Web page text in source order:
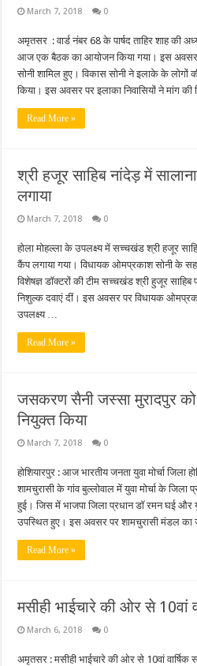
March 7, 2018 0
अमृतसर : वार्ड नंबर 68 के पार्षद ताहिर शाह की
आज एक बैठक का आयोजन किया गया। इस अवसर
सोनी शामिल हुए। विकास सोनी ने इलाके के लोगों
किया। इस अवसर पर इलाका निवासियों ने मांग
Read More »
श्री हजूर साहिब नांदेड़ में
लगाया
March 7, 2018 0
होला मोहल्ला के उपलक्ष्य में सच्चखंड श्री हजूर
कैंप लगाया गया। विधायक ओमप्रकाश सोनी के
विशेषज्ञ डॉक्टरों की टीम सच्चखंड श्री हुजूर
निशुल्क दवाएं दीं। इस अवसर पर विधायक
उपलक्ष्य …
Read More »
जसकरण सैनी जस्सा मुरादपुर को
नियुक्त किया
March 7, 2018 0
होशियारपुर : आज भारतीय जनता युवा मोर्चा जिला
शामचुरासी के गांव बुल्लोवाल में युवा मोर्चा के जिला
हुई। जिस में भाजपा जिला प्रधान डॉ रमन घई और
उपस्थित हुए। इस अवसर पर शामचुरासी मंडल
Read More »
मसीही भाईचारे की ओर से 10वां
March 6, 2018 0
अमृतसर : मसीही भाईचारे की ओर से 10वां वार्षिक